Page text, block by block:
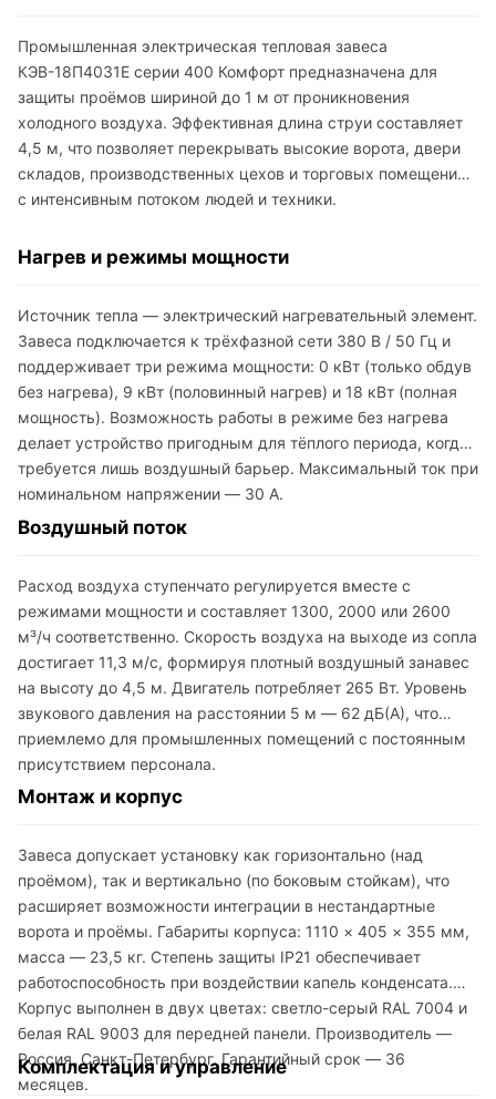
Промышленная электрическая тепловая завеса
КЭВ-18П4031E серии 400 Комфорт предназначена для
защиты проёмов шириной до 1 м от проникновения
холодного воздуха. Эффективная длина струи составляет
4,5 м, что позволяет перекрывать высокие ворота, двери
складов, производственных цехов и торговых помещений
с интенсивным потоком людей и техники.
Нагрев и режимы мощности
Источник тепла — электрический нагревательный элемент.
Завеса подключается к трёхфазной сети 380 В / 50 Гц и
поддерживает три режима мощности: 0 кВт (только обдув
без нагрева), 9 кВт (половинный нагрев) и 18 кВт (полная
мощность). Возможность работы в режиме без нагрева
делает устройство пригодным для тёплого периода, когда
требуется лишь воздушный барьер. Максимальный ток при
номинальном напряжении — 30 А.
Воздушный поток
Расход воздуха ступенчато регулируется вместе с
режимами мощности и составляет 1300, 2000 или 2600
м³/ч соответственно. Скорость воздуха на выходе из сопла
достигает 11,3 м/с, формируя плотный воздушный занавес
на высоту до 4,5 м. Двигатель потребляет 265 Вт. Уровень
звукового давления на расстоянии 5 м — 62 дБ(А), что
приемлемо для промышленных помещений с постоянным
присутствием персонала.
Монтаж и корпус
Завеса допускает установку как горизонтально (над
проёмом), так и вертикально (по боковым стойкам), что
расширяет возможности интеграции в нестандартные
ворота и проёмы. Габариты корпуса: 1110 × 405 × 355 мм,
масса — 23,5 кг. Степень защиты IP21 обеспечивает
работоспособность при воздействии капель конденсата.
Корпус выполнен в двух цветах: светло-серый RAL 7004 и
белая RAL 9003 для передней панели. Производитель —
Россия, Санкт-Петербург. Гарантийный срок — 36
месяцев.
Комплектация и управление